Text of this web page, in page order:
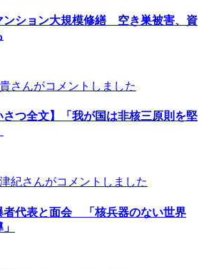
ンション大規模修繕 空き巣被害、資
さんがコメントしました
さつ全文】「我が国は非核三原則を堅
紀さんがコメントしました
者代表と面会 「核兵器のない世界